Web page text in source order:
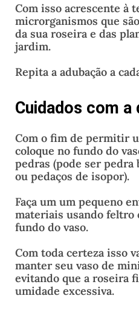
Com isso acrescente à
microrganismos que
da sua roseira e das
jardim.
Repita a adubação a
Cuidados com a
Com o fim de permitir
coloque no fundo do
pedras (pode ser pedra
ou pedaços de isopor).
Faça um um pequeno
materiais usando feltro
fundo do vaso.
Com toda certeza isso
manter seu vaso de
evitando que a roseira
umidade excessiva.